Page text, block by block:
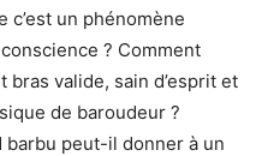
un phénomène
? Comment
valide, sain d’esprit et
de baroudeur ?
peut-il donner à un